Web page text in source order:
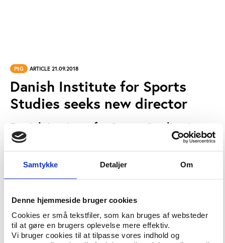
Samtykke Detaljer Om
Denne hjemmeside bruger cookies
Cookies er små tekstfiler, som kan bruges af websteder
til at gøre en brugers oplevelse mere effektiv.
Vi bruger cookies til at tilpasse vores indhold og
PtG ARTICLE 21.09.2018
Danish Institute for Sports
Studies seeks new director
Danish Institute for Sports Studies is
seeking to appoint a new director.
operating, is open.
Read thefull job description (in Danish)